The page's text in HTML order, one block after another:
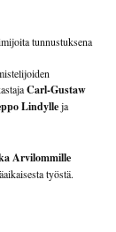
tunnustuksena
Carl-Gustaw
Lindylleja
Arvilommille
työstä.